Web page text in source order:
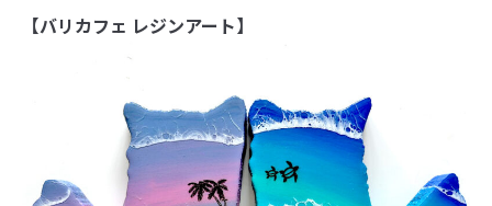
【バリカフェ レジンアート】